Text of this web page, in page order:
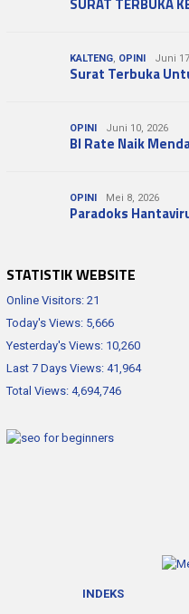
KALTENG OPINI Juni
Surat Terbuka
OPINI Juni 10, 2026
BI Rate Naik
OPINI Mei 8, 2026
Paradoks
STATISTIK WEBSITE
Online Visitors: 21
Today's Views: 5,666
Yesterday's Views: 10,260
Last 7 Days Views: 41,964
Total Views: 4,694,746
INDEKS